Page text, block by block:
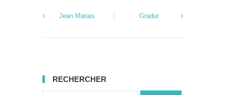
Jean Marais Gradur
RECHERCHER